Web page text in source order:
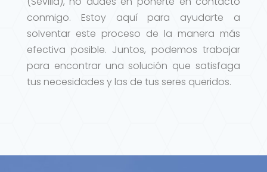
conmigo. Estoy aquí para ayudarte a
solventar este proceso de la manera más
efectiva posible. Juntos, podemos trabajar
para encontrar una solución que satisfaga
tus necesidades y las de tus seres queridos.